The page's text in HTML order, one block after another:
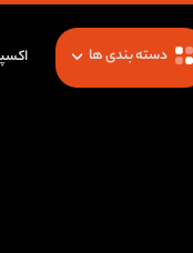
دسته بندی ها